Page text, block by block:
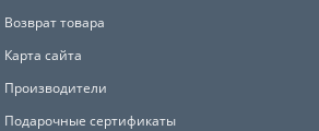
Возврат товара
Карта сайта
Производители
Подарочные сертификаты